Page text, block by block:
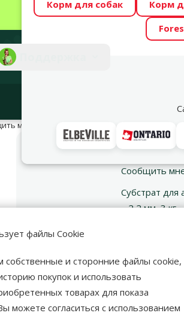
Весь месяц Dino
Фотоконкурс
файлы Cookie
собственные и сторонние файлы cookie,
покупок и использовать
товарах для показа
можете согласиться с использованием
Корм для собак Корм
мне о наличии товара или изменении цены
товара или изменении цены
Сообщить
Субстрат для
– 2,2 мм, 3 кг